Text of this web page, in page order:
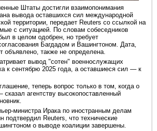
Штаты достигли взаимопонимания
вывода оставшихся сил международной
территории, передает Reuters со ссылкой на
с ситуацией. По словам собеседников
в целом одобрен, но требует
Багдадом и Вашингтоном. Дата,
объявлено, также не определена.
вывод "сотен" военнослужащих
к сентябрю 2025 года, а оставшиеся сил — к
теперь вопрос только в том, когда о
агентству высокопоставленный
министра Ирака по иностранным делам
подтвердил Reuters, что технические
о выводе коалиции завершены.